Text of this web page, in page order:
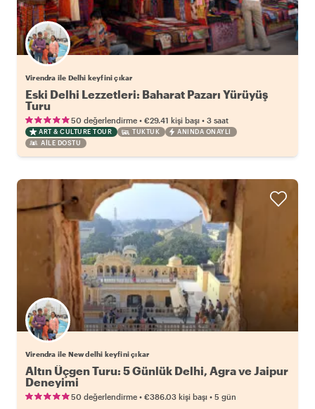
Virendra ile Delhi keyfini çıkar
Eski Delhi Lezzetleri: Baharat Pazarı Yürüyüş
Turu
50 değerlendirme • €29.41 kişi başı • 3 saat
ART & CULTURE TOUR TUKTUK
ANINDA ONAYLI
AILE DOSTU
Virendra ile New delhi keyfini çıkar
Altın Üçgen Turu: 5 Günlük Delhi, Agra ve Jaipur
Deneyimi
50 değerlendirme • €386.03 kişi başı • 5 gün